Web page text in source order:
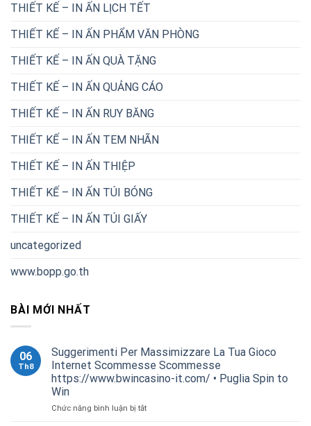
THIẾT KẾ – IN ẤN LỊCH TẾT
THIẾT KẾ – IN ẤN PHẨM VĂN PHÒNG
THIẾT KẾ – IN ẤN QUÀ TẶNG
THIẾT KẾ – IN ẤN QUẢNG CÁO
THIẾT KẾ – IN ẤN RUY BĂNG
THIẾT KẾ – IN ẤN TEM NHÃN
THIẾT KẾ – IN ẤN THIỆP
THIẾT KẾ – IN ẤN TÚI BÓNG
THIẾT KẾ – IN ẤN TÚI GIẤY
uncategorized
www.bopp.go.th
BÀI MỚI NHẤT
06
Th8
Suggerimenti Per Massimizzare La Tua Gioco
Internet Scommesse Scommesse
https://www.bwincasino-it.com/ • Puglia Spin to
Win
Chức năng bình luận bị tắtở